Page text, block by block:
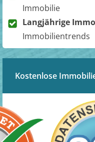
Immobilie
Langjährige
Immobilientrends
Kostenlose